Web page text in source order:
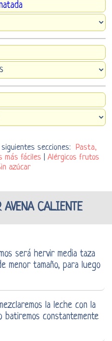
secciones: Pasta,
más fáciles
Alérgicos frutos
azúcar
AVENA CALIENTE
será hervir media taza
menor tamaño, para luego
la leche con la
batiremos constantemente